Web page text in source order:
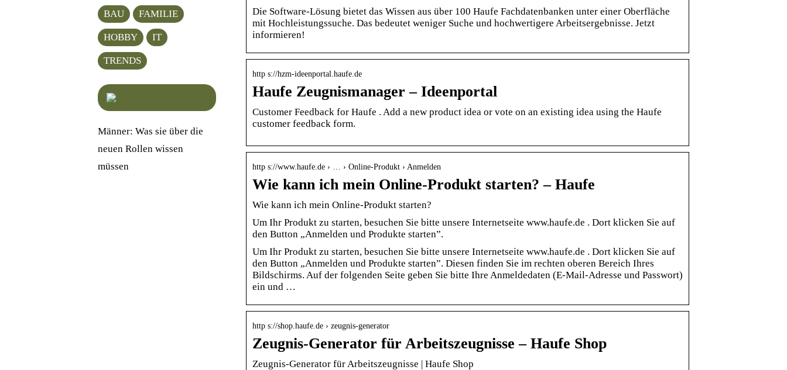
Die Software-Lösung bietet das Wissen aus über 100 Haufe Fachdatenbanken unter einer Oberfläche
mit Hochleistungssuche. Das bedeutet weniger Suche und hochwertigere Arbeitsergebnisse. Jetzt
informieren!
http s://hzm-ideenportal.haufe.de
Haufe Zeugnismanager – Ideenportal
Customer Feedback for Haufe . Add a new product idea or vote on an existing idea using the Haufe
customer feedback form.
http s://www.haufe.de › … › Online-Produkt › Anmelden
Wie kann ich mein Online-Produkt starten? – Haufe
Wie kann ich mein Online-Produkt starten?
Um Ihr Produkt zu starten, besuchen Sie bitte unsere Internetseite www.haufe.de . Dort klicken Sie auf
den Button „Anmelden und Produkte starten”.
Um Ihr Produkt zu starten, besuchen Sie bitte unsere Internetseite www.haufe.de . Dort klicken Sie auf
den Button „Anmelden und Produkte starten”. Diesen finden Sie im rechten oberen Bereich Ihres
Bildschirms. Auf der folgenden Seite geben Sie bitte Ihre Anmeldedaten (E-Mail-Adresse und Passwort)
ein und …
http s://shop.haufe.de › zeugnis-generator
Zeugnis-Generator für Arbeitszeugnisse – Haufe Shop
Zeugnis-Generator für Arbeitszeugnisse | Haufe Shop
BAU FAMILIE
HOBBY IT
TRENDS
Männer: Was sie über die
neuen Rollen wissen
müssen